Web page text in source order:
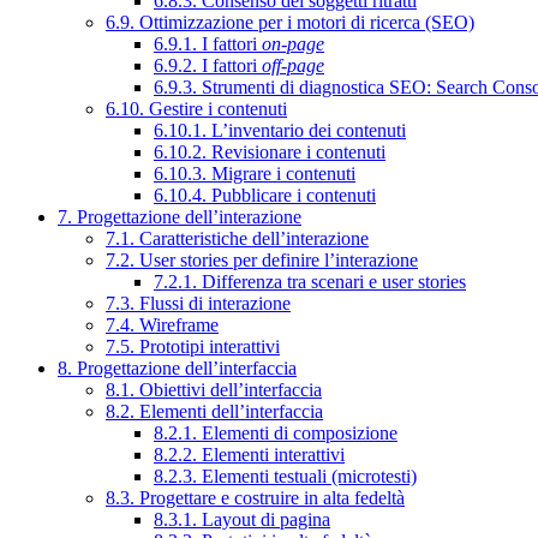
6.9. Ottimizzazione per i motori di ricerca (SEO)
6.9.1. I fattori on-page
6.9.2. I fattori off-page
6.9.3. Strumenti di diagnostica SEO: Search
6.10. Gestire i contenuti
6.10.1. L’inventario dei contenuti
6.10.2. Revisionare i contenuti
6.10.3. Migrare i contenuti
6.10.4. Pubblicare i contenuti
7. Progettazione dell’interazione
7.1. Caratteristiche dell’interazione
7.2. User stories per definire l’interazione
7.2.1. Differenza tra scenari e user stories
7.3. Flussi di interazione
7.4. Wireframe
7.5. Prototipi interattivi
8. Progettazione dell’interfaccia
8.1. Obiettivi dell’interfaccia
8.2. Elementi dell’interfaccia
8.2.1. Elementi di composizione
8.2.2. Elementi interattivi
8.2.3. Elementi testuali (microtesti)
8.3. Progettare e costruire in alta fedeltà
8.3.1. Layout di pagina